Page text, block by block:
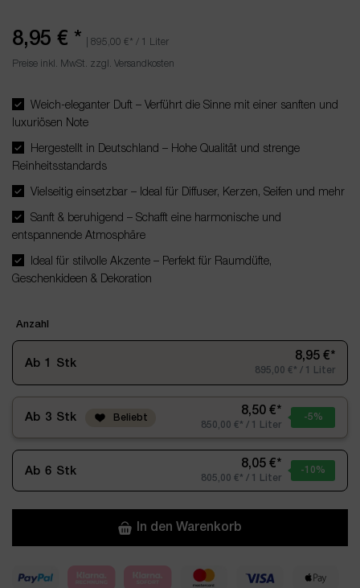
8,95 € * 895,00 € * / 1 Liter
Preise inkl. MwSt. zzgl. Versandkosten
Weich-eleganter Duft – Verführt die Sinne mit einer sanften und
luxuriösen Note
Hergestellt in Deutschland – Hohe Qualität und strenge
Reinheitsstandards
Vielseitig einsetzbar – Ideal für Diffuser, Kerzen, Seifen und mehr
Sanft & beruhigend – Schafft eine harmonische und
entspannende Atmosphäre
Ideal für stilvolle Akzente – Perfekt für Raumdüfte,
Geschenkideen & Dekoration
Anzahl
Ab 1 Stk
8,95 €*
895,00 €* / 1 Liter
Ab 3 Stk Beliebt
8,50 €*
850,00 €* / 1 Liter
-5%
Ab 6 Stk
8,05 €*
805,00 €* / 1 Liter
-10%
In den Warenkorb